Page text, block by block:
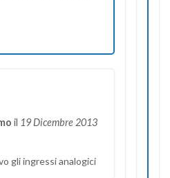
il 19 Dicembre 2013
gli ingressi analogici